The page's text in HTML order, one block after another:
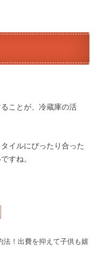
ことが、冷蔵庫の活
イルにぴったり合った
すね。
法！出費を抑えて子供も嬉